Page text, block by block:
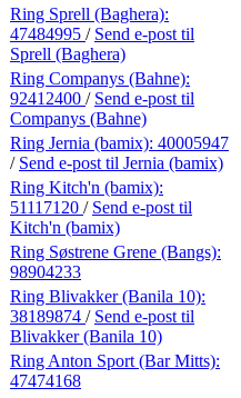
Ring Sprell (Baghera):
47484995 / Send e-post til
Sprell (Baghera)
Ring Companys (Bahne):
92412400 / Send e-post til
Companys (Bahne)
Ring Jernia (bamix): 40005947
/ Send e-post til Jernia (bamix)
Ring Kitch'n (bamix):
51117120 / Send e-post til
Kitch'n (bamix)
Ring Søstrene Grene (Bangs):
98904233
Ring Blivakker (Banila 10):
38189874 / Send e-post til
Blivakker (Banila 10)
Ring Anton Sport (Bar Mitts):
47474168